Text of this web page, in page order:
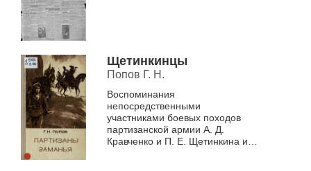
Щетинкинцы
Попов Г. Н.
Воспоминания
непосредственными
участниками боевых походов
партизанской армии А. Д.
Кравченко и П. Е. Щетинкина и